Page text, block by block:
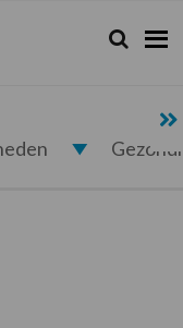
Zoeken...
Zoek